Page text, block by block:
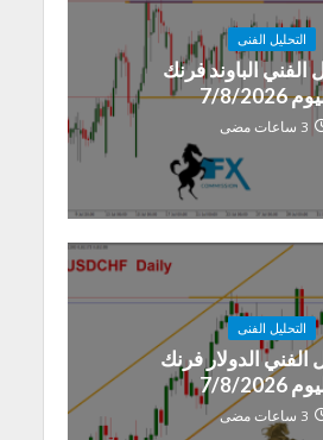
التحليل الفنى
الفني الباوند فرنك
7/8/2026
3 ساعات مضى
التحليل الفنى
الفني الدولار فرنك
7/8/2026
3 ساعات مضى